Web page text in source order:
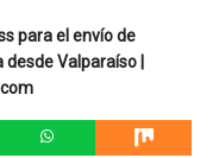
para el envío de
Valparaíso |